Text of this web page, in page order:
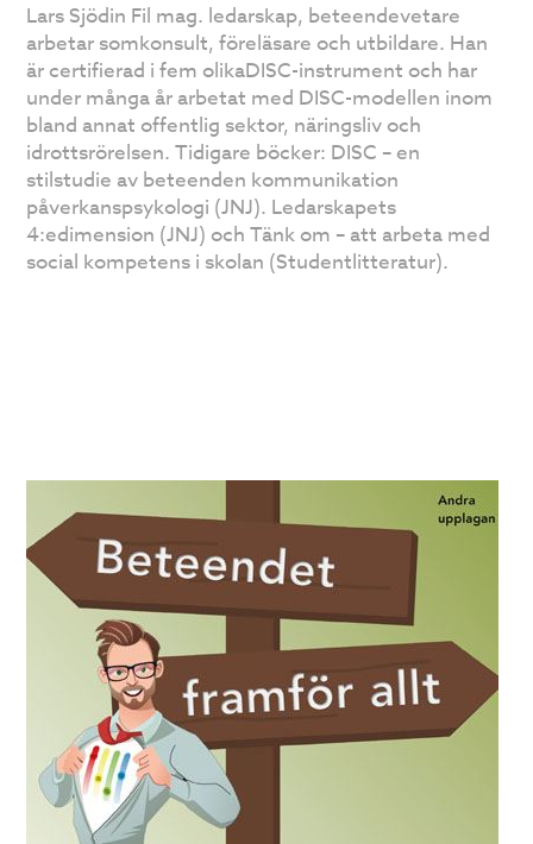
Lars Sjödin Fil mag. ledarskap, beteendevetare
arbetar somkonsult, föreläsare och utbildare. Han
är certifierad i fem olikaDISC-instrument och har
under många år arbetat med DISC-modellen inom
bland annat offentlig sektor, näringsliv och
idrottsrörelsen. Tidigare böcker: DISC – en
stilstudie av beteenden kommunikation
påverkanspsykologi (JNJ). Ledarskapets
4:edimension (JNJ) och Tänk om – att arbeta med
social kompetens i skolan (Studentlitteratur).